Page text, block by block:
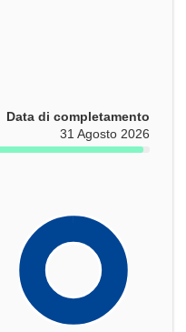
Data di completamento
31 Agosto 2026